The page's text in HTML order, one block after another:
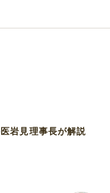
岩見理事長が解説